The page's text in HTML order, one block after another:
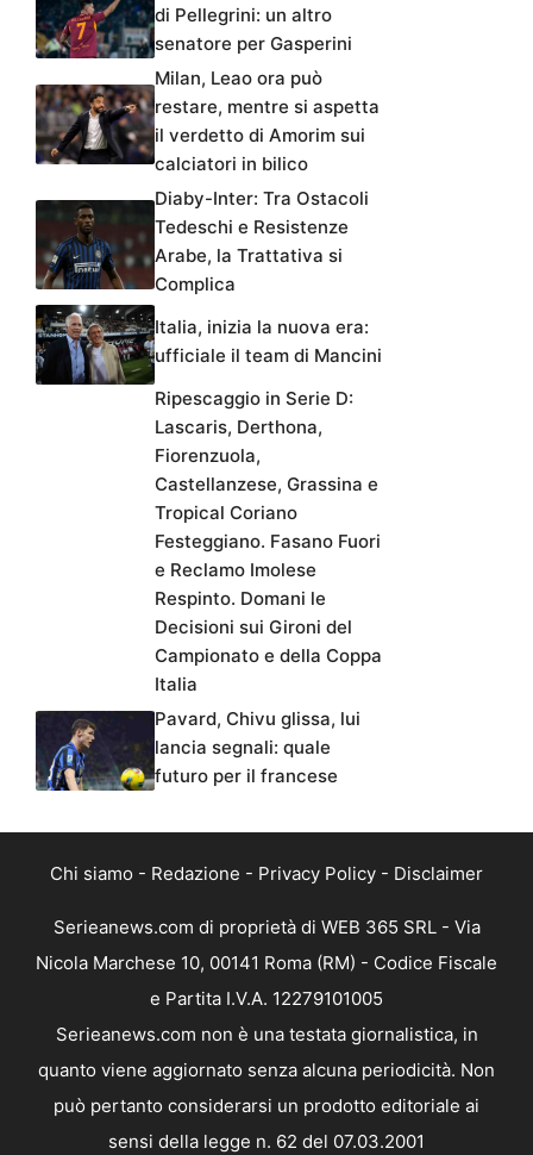
di Pellegrini: un altro
senatore per Gasperini
Milan, Leao ora può
restare, mentre si aspetta
il verdetto di Amorim sui
calciatori in bilico
Diaby-Inter: Tra Ostacoli
Tedeschi e Resistenze
Arabe, la Trattativa si
Complica
Italia, inizia la nuova era:
ufficiale il team di Mancini
Ripescaggio in Serie D:
Lascaris, Derthona,
Fiorenzuola,
Castellanzese, Grassina e
Tropical Coriano
Festeggiano. Fasano Fuori
e Reclamo Imolese
Respinto. Domani le
Decisioni sui Gironi del
Campionato e della Coppa
Italia
Pavard, Chivu glissa, lui
lancia segnali: quale
futuro per il francese
Chi siamo - Redazione - Privacy Policy - Disclaimer
Serieanews.com di proprietà di WEB 365 SRL - Via
Nicola Marchese 10, 00141 Roma (RM) - Codice Fiscale
e Partita I.V.A. 12279101005
Serieanews.com non è una testata giornalistica, in
quanto viene aggiornato senza alcuna periodicità. Non
può pertanto considerarsi un prodotto editoriale ai
sensi della legge n. 62 del 07.03.2001